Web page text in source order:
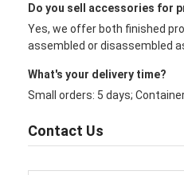
Do you sell accessories for
Yes, we offer both finished
assembled or disassembled
What's your delivery time?
Small orders: 5 days;
Contact Us